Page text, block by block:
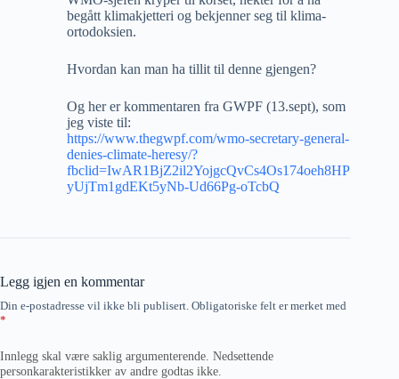
begått klimakjetteri og bekjenner seg til klima-
ortodoksien.
Hvordan kan man ha tillit til denne gjengen?
Og her er kommentaren fra GWPF (13.sept), som
jeg viste til:
https://www.thegwpf.com/wmo-secretary-general-
denies-climate-heresy/?
fbclid=IwAR1BjZ2il2YojgcQvCs4Os174oeh8HP
yUjTm1gdEKt5yNb-Ud66Pg-oTcbQ
Legg igjen en kommentar
Din e-postadresse vil ikke bli publisert. Obligatoriske felt er merket med
*
Innlegg skal være saklig argumenterende. Nedsettende
personkarakteristikker av andre godtas ikke.